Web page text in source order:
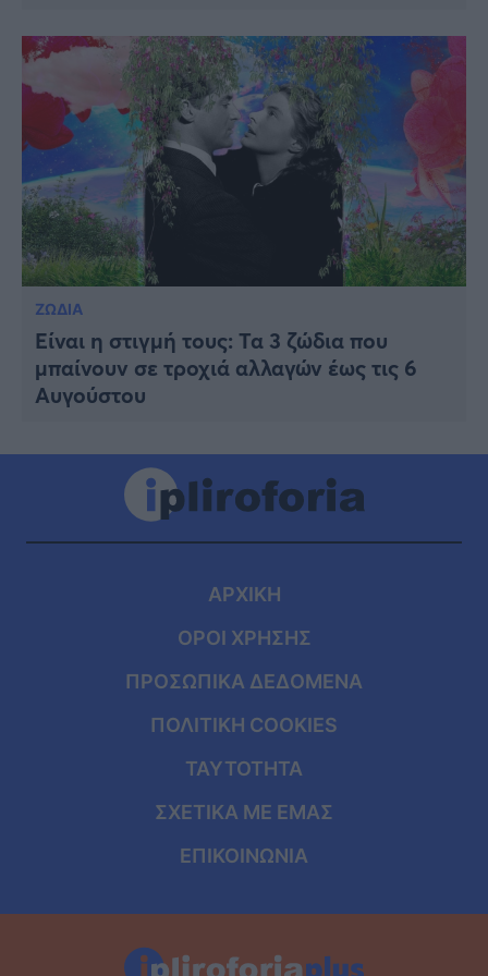
ΖΩΔΙΑ
Είναι η στιγμή τους: Τα 3 ζώδια που
μπαίνουν σε τροχιά αλλαγών έως τις 6
Αυγούστου
ΑΡΧΙΚΗ
ΟΡΟΙ ΧΡΗΣΗΣ
ΠΡΟΣΩΠΙΚΑ ΔΕΔΟΜΕΝΑ
ΠΟΛΙΤΙΚΗ COOKIES
ΤΑΥΤΟΤΗΤΑ
ΣΧΕΤΙΚΑ ΜΕ ΕΜΑΣ
ΕΠΙΚΟΙΝΩΝΙΑ